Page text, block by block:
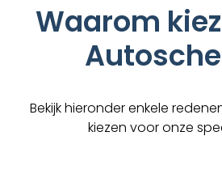
Waarom
Bekijk hieronder enkele
kiezen voor onze